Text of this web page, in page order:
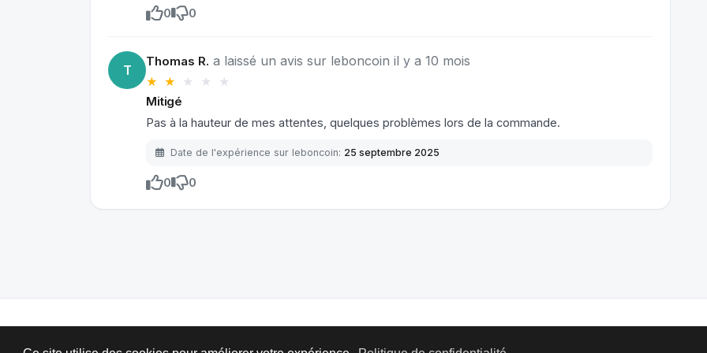
0 0
T
Thomas R. a laissé un avis sur leboncoin il y a 10 mois
★ ★ ★ ★ ★
Mitigé
Pas à la hauteur de mes attentes, quelques problèmes lors de la commande.
Date de l'expérience sur leboncoin: 25 septembre 2025
0 0